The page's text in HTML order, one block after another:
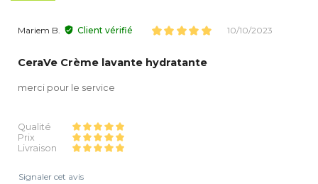
Mariem B. Client vérifié 10/10/2023
CeraVe Crème lavante hydratante
merci pour le service
Qualité
Prix
Livraison
Signaler cet avis